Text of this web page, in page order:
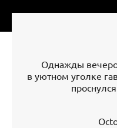
Однажды
в уютном уголке